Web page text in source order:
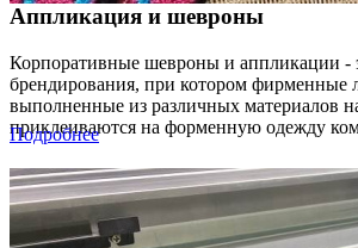
Аппликация и шевроны
Корпоративные шевроны и аппликации -
брендирования, при котором фирменные
выполненные из различных материалов
приклеиваются на форменную одежду
Подробнее